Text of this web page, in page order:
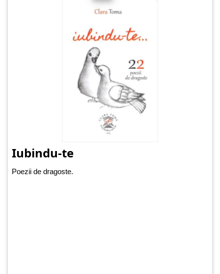
Iubindu-te
Poezii de dragoste.